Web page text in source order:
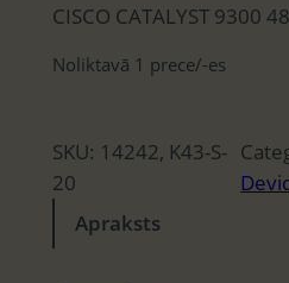
CISCO CATALYST 9300
Noliktavā 1 prece/-es
SKU: 14242, K43-S-
20
Apraksts